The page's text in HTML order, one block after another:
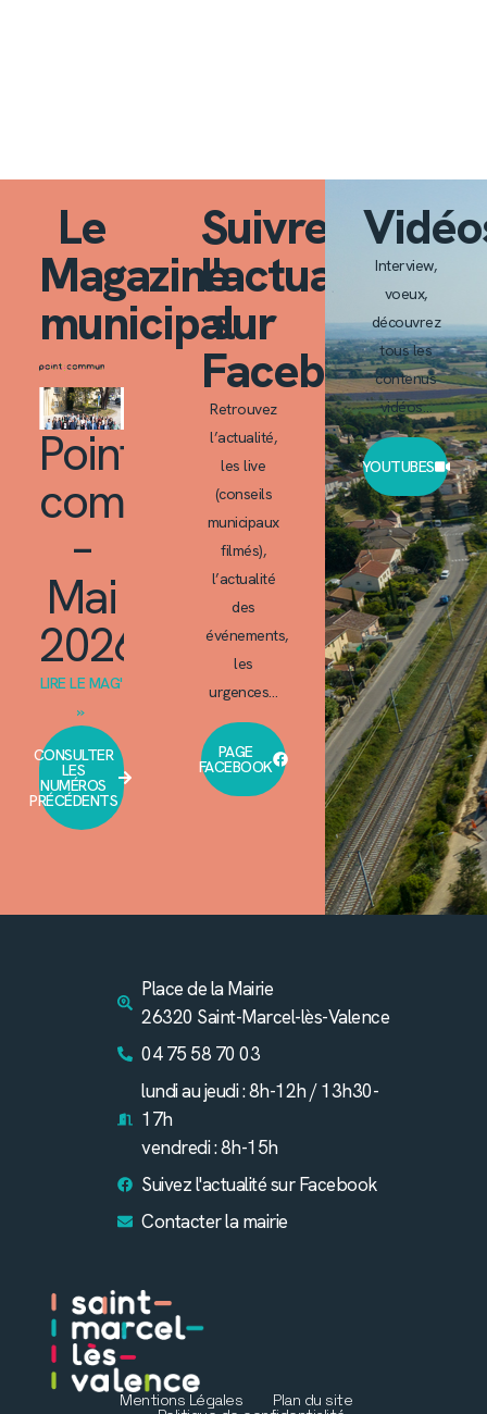
Le
Magazine
municipal
Point
commun
–
Mai
2026
LIRE LE MAG'
»
CONSULTER
LES
NUMÉROS
PRÉCÉDENTS
Suivre
l'actualité
sur
Facebook
Retrouvez
l’actualité,
les live
(conseils
municipaux
filmés),
l’actualité
des
événements,
les
urgences…
PAGE
FACEBOOK
Interview,
voeux,
découvrez
tous les
contenus
vidéos…
YOUTUBES
Mentions Légales Plan du site
Place de la Mairie
26320 Saint-Marcel-lès-Valence
04 75 58 70 03
lundi au jeudi : 8h-12h / 13h30-
17h
vendredi : 8h-15h
Suivez l'actualité sur Facebook
Contacter la mairie